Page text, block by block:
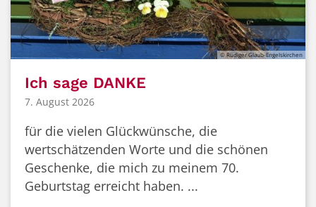
© Rüdiger Glaub-Engelskirchen
Ich sage DANKE
7. August 2026
für die vielen Glückwünsche, die
wertschätzenden Worte und die schönen
Geschenke, die mich zu meinem 70.
Geburtstag erreicht haben. ...